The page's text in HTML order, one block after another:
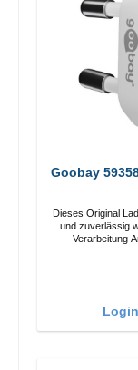
Goobay
Dieses Original
und zuverlässig